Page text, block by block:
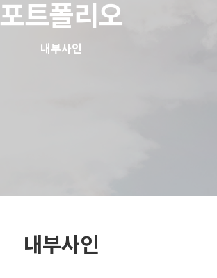
포트폴리오
내부사인
내부사인